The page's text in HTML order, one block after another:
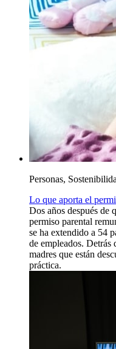
Personas,
Lo que aporta el
Dos años después de
permiso parental
se ha extendido a 54
de empleados. Detrás
madres que están
práctica.